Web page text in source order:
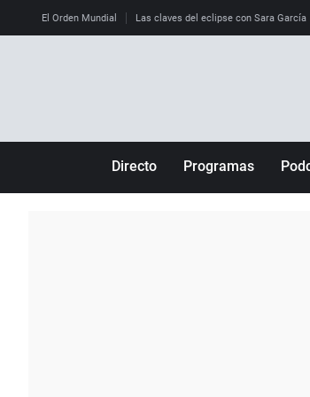
El Orden Mundial Las claves del eclipse con Sara García
Directo Programas